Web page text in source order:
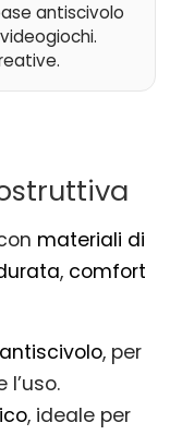
antiscivolo
materiali di
, comfort
, per
, ideale per